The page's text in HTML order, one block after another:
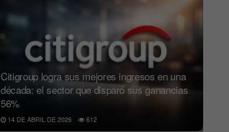
Citigroup logra sus mejores ingresos en una
década: el sector que disparó sus ganancias
56%
14 DE ABRIL DE 2026 612